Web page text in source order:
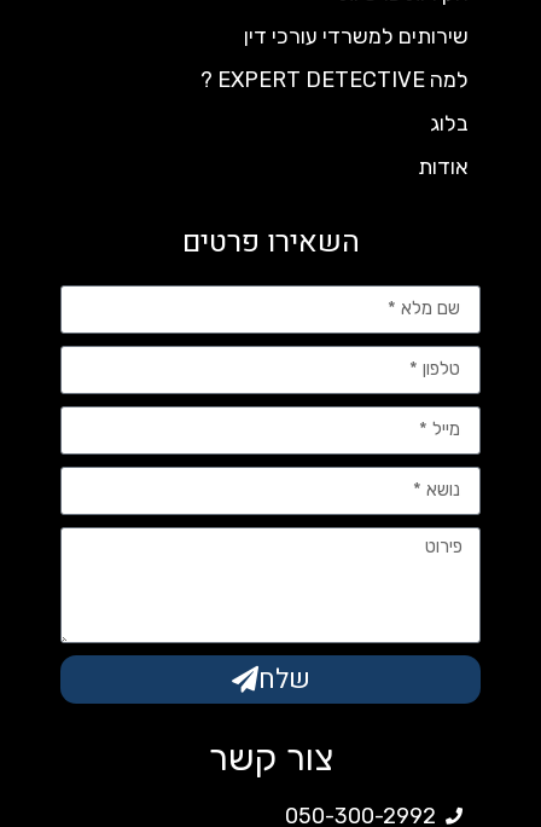
שירותים למשרדי עורכי דין
למה EXPERT DETECTIVE ?
בלוג
אודות
השאירו פרטים
שלח
צור קשר
050-300-2992